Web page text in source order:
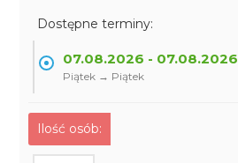
Dostępne terminy:
07.08.2026 - 07.08.2026
Piątek → Piątek
Ilość osób: